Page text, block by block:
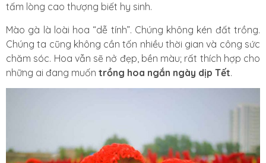
tấm lòng cao thượng biết hy sinh.
Mào gà là loài hoa “dễ tính”. Chúng không kén đất trồng.
Chúng ta cũng không cần tốn nhiều thời gian và công sức
chăm sóc. Hoa vẫn sẽ nở đẹp, bền màu; rất thích hợp cho
những ai đang muốn trồng hoa ngắn ngày dịp Tết.